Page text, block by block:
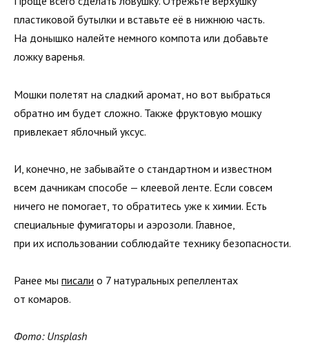
пластиковой бутылки и вставьте её в нижнюю часть.
На донышко налейте немного компота или добавьте
ложку варенья.
Мошки полетят на сладкий аромат, но вот выбраться
обратно им будет сложно. Также фруктовую мошку
привлекает яблочный уксус.
И, конечно, не забывайте о стандартном и известном
всем дачникам способе — клеевой ленте. Если совсем
ничего не помогает, то обратитесь уже к химии. Есть
специальные фумигаторы и аэрозоли. Главное,
при их использовании соблюдайте технику безопасности.
Ранее мы писали о 7 натуральных репеллентах
от комаров.
Фото: Unsplash